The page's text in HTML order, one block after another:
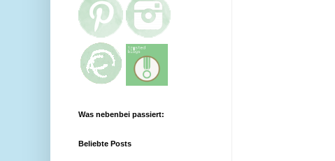
Was nebenbei passiert:
Beliebte Posts